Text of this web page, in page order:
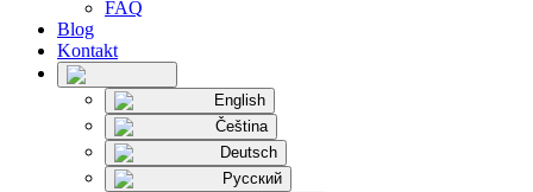
FAQ
Blog
Kontakt
English
Čeština
Deutsch
Русский